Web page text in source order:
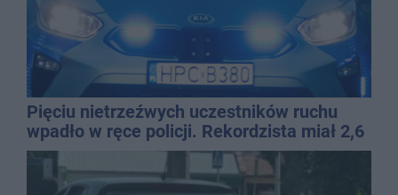
Pięciu nietrzeźwych uczestników ruchu
wpadło w ręce policji. Rekordzista miał 2,6
promila